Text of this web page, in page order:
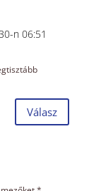
n 06:51
Válasz